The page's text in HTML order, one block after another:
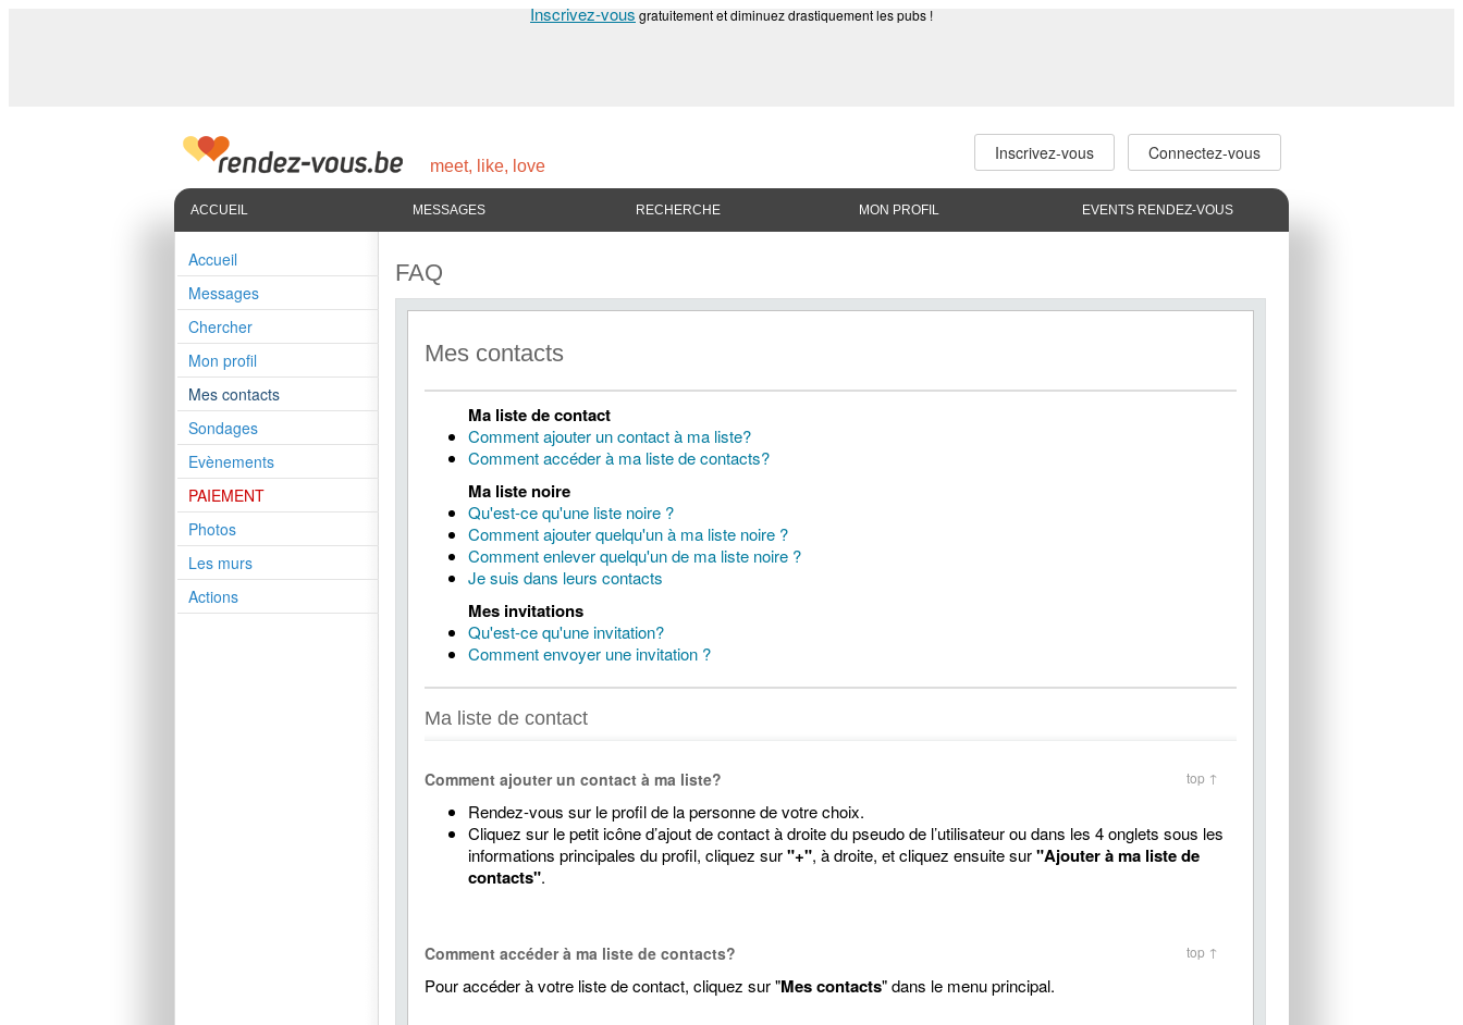
Inscrivez-vous gratuitement et diminuez drastiquement les pubs !
meet, like, love
Inscrivez-vous Connectez-vous
ACCUEIL MESSAGES RECHERCHE MON PROFIL EVENTS RENDEZ-VOUS
Accueil
Messages
Chercher
Mon profil
Mes contacts
Sondages
Evènements
PAIEMENT
Photos
Les murs
Actions
FAQ
Mes contacts
Ma liste de contact
Comment ajouter un contact à ma liste?
Comment accéder à ma liste de contacts?
Ma liste noire
Qu'est-ce qu'une liste noire ?
Comment ajouter quelqu'un à ma liste noire ?
Comment enlever quelqu'un de ma liste noire ?
Je suis dans leurs contacts
Mes invitations
Qu'est-ce qu'une invitation?
Comment envoyer une invitation ?
Ma liste de contact
Comment ajouter un contact à ma liste? top ↑
Rendez-vous sur le profil de la personne de votre choix.
Cliquez sur le petit icône d’ajout de contact à droite du pseudo de l’utilisateur ou dans les 4 onglets sous les
informations principales du profil, cliquez sur"+", à droite, et cliquez ensuite sur"Ajouter à ma liste de
contacts".
Comment accéder à ma liste de contacts? top ↑
Pour accéder à votre liste de contact, cliquez sur "Mes contacts" dans le menu principal.